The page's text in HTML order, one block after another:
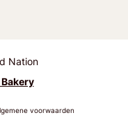
Nation
voorwaarden